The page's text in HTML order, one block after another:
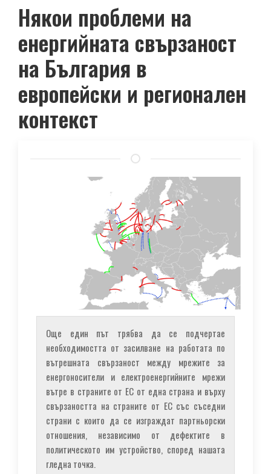
Някои проблеми на
енергийната свързаност
на България в
европейски и регионален
контекст
Още един път трябва да се подчертае
необходимостта от засилване на работата по
вътрешната свързаност между мрежите за
енергоносители и електроенергийните мрежи
вътре в страните от ЕС от една страна и върху
свързаността на страните от ЕС със съседни
страни с които да се изграждат партньорски
отношения, независимо от дефектите в
политическото им устройство, според нашата
гледна точка.